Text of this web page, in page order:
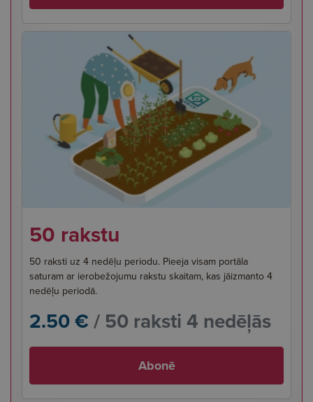
50 rakstu
50 raksti uz 4 nedēļu periodu. Pieeja visam portāla
saturam ar ierobežojumu rakstu skaitam, kas jāizmanto 4
nedēļu periodā.
2.50 €/ 50 raksti 4 nedēļās
Abonē